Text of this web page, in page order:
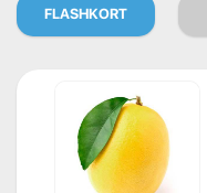
FLASHKORT